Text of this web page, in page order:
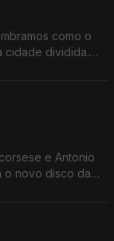
como o
cidade dividida.
e Antonio
o novo disco da